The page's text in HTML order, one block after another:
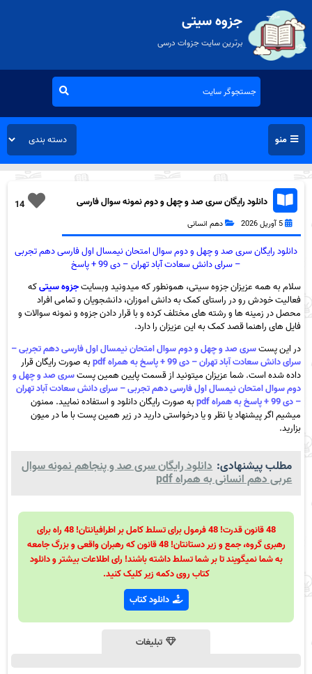
جزوه سیتی
برترین سایت جزوات درسی
منو
14
دانلود رایگان سری صد و چهل و دوم نمونه سوال فارسی
دهم انسانی به همراه pdf
5 آوریل 2026 دهم انسانی
دانلود رایگان سری صد و چهل و دوم سوال امتحان نیمسال اول فارسی دهم تجربی
– سرای دانش سعادت آباد تهران – دی 99 + پاسخ
سلام به همه عزیزان جزوه سیتی، همونطور که میدونید وبسایتجزوه سیتیکه
فعالیت خودش رو در راستای کمک به دانش اموزان، دانشجویان و تمامی افراد
محصل در زمینه ها و رشته های مختلف کرده و با قرار دادن جزوه و نمونه سوالات و
فایل های راهنما قصد کمک به این عزیزان را دارد.
در این پستسری صد و چهل و دوم سوال امتحان نیمسال اول فارسی دهم تجربی –
سرای دانش سعادت آباد تهران – دی 99 + پاسخ به همراه pdf
به صورت رایگان قرار
داده شده است. شما عزیزان میتونید از قسمت پایین همین پستسری صد و چهل و
دوم سوال امتحان نیمسال اول فارسی دهم تجربی – سرای دانش سعادت آباد تهران
– دی 99 + پاسخ به همراه pdf
به صورت رایگان دانلود و استفاده نمایید. ممنون
میشیم اگر پیشنهاد یا نظر و یا درخواستی دارید در زیر همین پست با ما در میون
بزارید.
مطلب پیشنهادی: دانلود رایگان سری صد و پنجاهم نمونه سوال
عربی دهم انسانی به همراه pdf
48 قانون قدرت! 48 فرمول برای تسلط کامل بر اطرافیانتان! 48 راه برای
رهبری گروه، جمع و زیر دستانتان! 48 قانون که رهبران واقعی و بزرگ جامعه
به شما نمیگویند تا بر شما تسلط داشته باشند! رای اطلاعات بیشتر و دانلود
کتاب روی دکمه زیر کلیک کنید.
دانلود کتاب
تبلیغات